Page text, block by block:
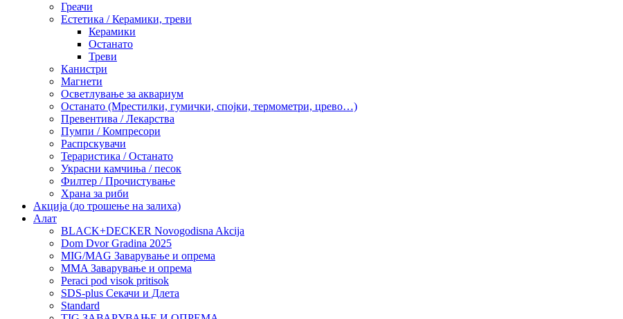
Греачи
Естетика / Керамики, треви
Керамики
Останато
Треви
Канистри
Магнети
Осветлување за аквариум
Останато (Мрестилки, гумички, спојки, термометри, црево…)
Превентива / Лекарства
Пумпи / Компресори
Распрскувачи
Тераристика / Останато
Украсни камчиња / песок
Филтер / Прочистување
Храна за риби
Акција (до трошење на залиха)
Алат
BLACK+DECKER Novogodisna Akcija
Dom Dvor Gradina 2025
MIG/MAG Заварување и опрема
MMA Заварување и опрема
Peraci pod visok pritisok
SDS-plus Секачи и Длета
Standard